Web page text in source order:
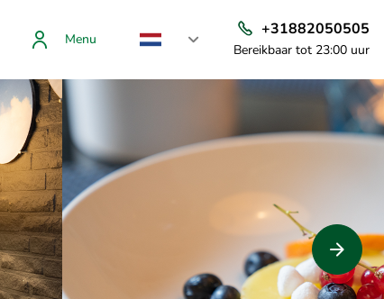
Menu
+31882050505
Bereikbaar tot 23:00 uur